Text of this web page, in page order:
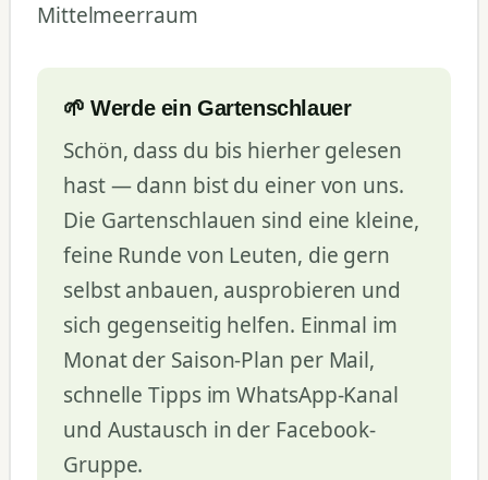
Mittelmeerraum
🌱 Werde ein Gartenschlauer
Schön, dass du bis hierher gelesen
hast — dann bist du einer von uns.
Die Gartenschlauen sind eine kleine,
feine Runde von Leuten, die gern
selbst anbauen, ausprobieren und
sich gegenseitig helfen. Einmal im
Monat der Saison-Plan per Mail,
schnelle Tipps im WhatsApp-Kanal
und Austausch in der Facebook-
Gruppe.